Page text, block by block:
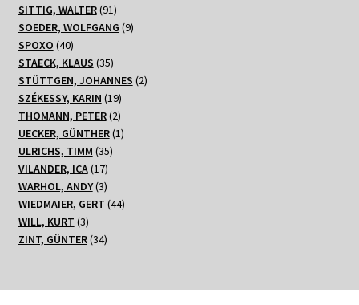
SITTIG, WALTER 9191
Produkte
SOEDER, WOLFGANG 99
SPOXO 4040
Produkte
STAECK, KLAUS 3535
Produkte
STÜTTGEN, JOHANNES 22
SZÉKESSY, KARIN 1919
Produkte
THOMANN, PETER 22
Produkte
UECKER, GÜNTHER 11
ULRICHS, TIMM 3535
VILANDER, ICA 1717
Produkte
WARHOL, ANDY 33
Produkte
WIEDMAIER, GERT 4444
WILL, KURT 33
Produkte
ZINT, GÜNTER 3434